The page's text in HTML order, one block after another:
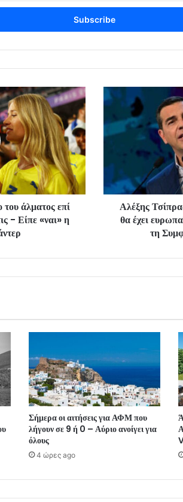
του άλματος επί
- Είπε «ναι» η
Αλέξης
θα έχει
τη
Σήμερα οι αιτήσεις για ΑΦΜ που
λήγουν σε 9 ή 0 – Αύριο ανοίγει για
όλους
4 ώρες ago